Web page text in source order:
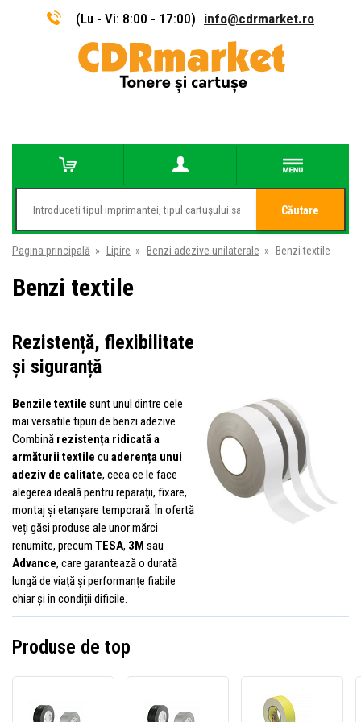
(Lu - Vi: 8:00 - 17:00) info@cdrmarket.ro
Căutare
Pagina principală » Lipire » Benzi adezive unilaterale » Benzi textile
Benzi textile
Rezistență, flexibilitate
și siguranță
Benzile textile sunt unul dintre cele
mai versatile tipuri de benzi adezive.
Combină rezistența ridicată a
armăturii textile cu aderența unui
adeziv de calitate, ceea ce le face
alegerea ideală pentru reparații, fixare,
montaj și etanșare temporară. În ofertă
veți găsi produse ale unor mărci
renumite, precum TESA, 3M sau
Advance, care garantează o durată
lungă de viață și performanțe fiabile
chiar și în condiții dificile.
Produse de top